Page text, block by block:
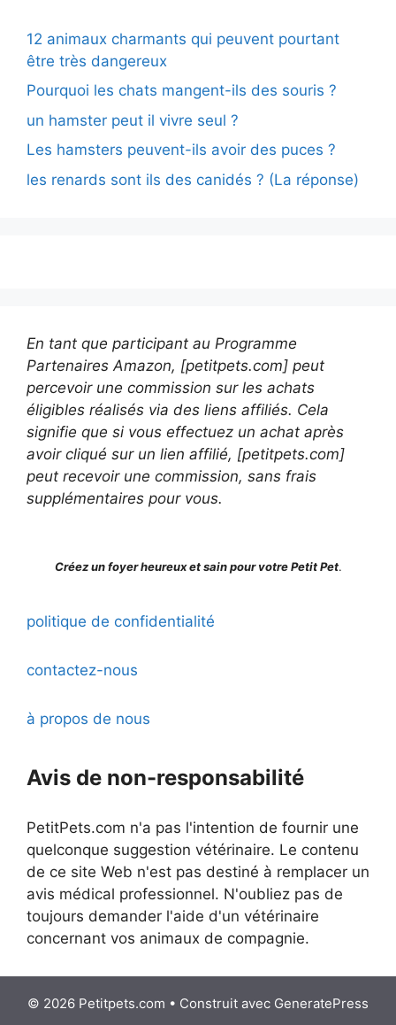
12 animaux charmants qui peuvent pourtant
être très dangereux
Pourquoi les chats mangent-ils des souris ?
un hamster peut il vivre seul ?
Les hamsters peuvent-ils avoir des puces ?
les renards sont ils des canidés ? (La réponse)
En tant que participant au Programme
Partenaires Amazon, [petitpets.com] peut
percevoir une commission sur les achats
éligibles réalisés via des liens affiliés. Cela
signifie que si vous effectuez un achat après
avoir cliqué sur un lien affilié, [petitpets.com]
peut recevoir une commission, sans frais
supplémentaires pour vous.
Créez un foyer heureux et sain pour votre Petit Pet.
politique de confidentialité
contactez-nous
à propos de nous
Avis de non-responsabilité
PetitPets.com n'a pas l'intention de fournir une
quelconque suggestion vétérinaire. Le contenu
de ce site Web n'est pas destiné à remplacer un
avis médical professionnel. N'oubliez pas de
toujours demander l'aide d'un vétérinaire
concernant vos animaux de compagnie.
© 2026 Petitpets.com • Construit avec GeneratePress